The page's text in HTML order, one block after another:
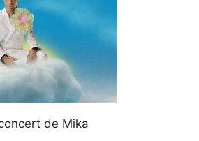
de Mika